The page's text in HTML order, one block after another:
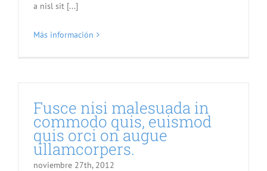
a nisl sit [...]
Más información
Fusce nisi malesuada in
commodo quis, euismod
quis orci on augue
ullamcorpers.
noviembre 27th, 2012